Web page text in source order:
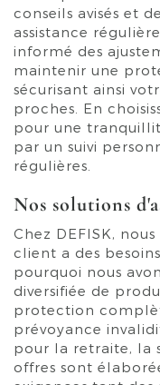
conseils avisés et
assistance
informé des
maintenir une
sécurisant ainsi
proches. En
pour une
par un suivi
régulières.
Nos solutions
Chez DEFISK,
client a des
pourquoi nous
diversifiée de
protection
prévoyance
pour la retraite, la
offres sont